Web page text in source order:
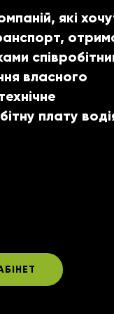
які
власного
плату